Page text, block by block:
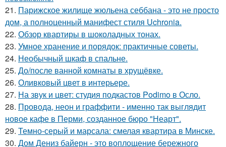
21. Парижское жилище жюльена себбана - это не просто
дом, а полноценный манифест стиля Uchronia.
22. Обзор квартиры в шоколадных тонах.
23. Умное хранение и порядок: практичные советы.
24. Необычный шкаф в спальне.
25. До/после ванной комнаты в хрущёвке.
26. Оливковый цвет в интерьере.
27. На звук и цвет: студия подкастов Podimo в Осло.
28. Провода, неон и граффити - именно так выглядит
новое кафе в Перми, созданное бюро "Неарт".
29. Темно-серый и марсала: смелая квартира в Минске.
30. Дом Дениз байерн - это воплощение бережного